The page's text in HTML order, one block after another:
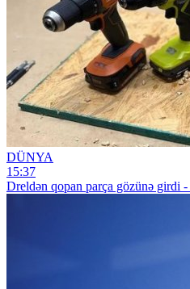
DÜNYA
15:37
Dreldən qopan parça gözünə girdi -